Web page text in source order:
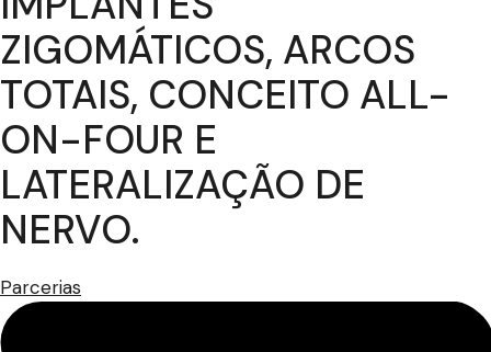
ZIGOMÁTICOS, ARCOS
TOTAIS, CONCEITO ALL-
ON-FOUR E
LATERALIZAÇÃO DE
NERVO.
Parcerias